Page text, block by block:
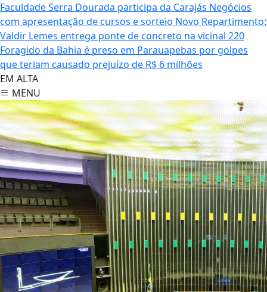
Faculdade Serra Dourada participa da Carajás Negócios
com apresentação de cursos e sorteio Novo Repartimento:
Valdir Lemes entrega ponte de concreto na vicinal 220
Foragido da Bahia é preso em Parauapebas por golpes
que teriam causado prejuízo de R$ 6 milhões
EM ALTA
MENU